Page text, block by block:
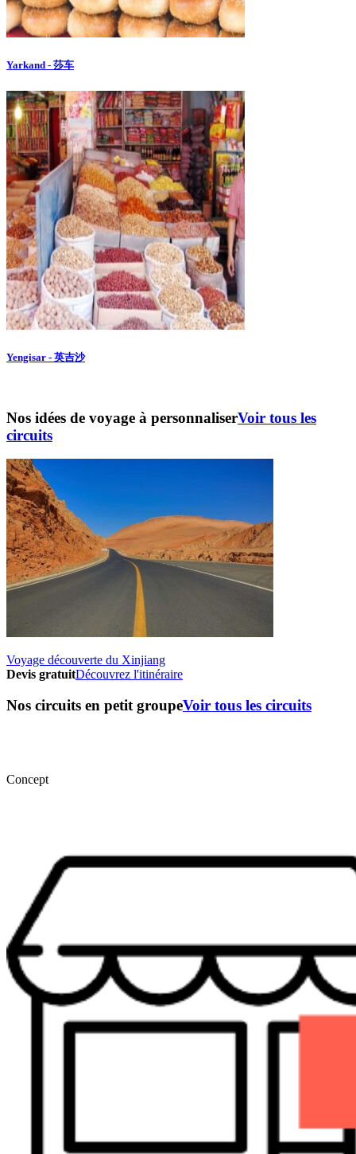
Yarkand - 莎车
Yengisar - 英吉沙
Nos idées de voyage à personnaliserVoir tous les
circuits
Voyage découverte du Xinjiang
Devis gratuitDécouvrez l'itinéraire
Nos circuits en petit groupeVoir tous les circuits
Concept